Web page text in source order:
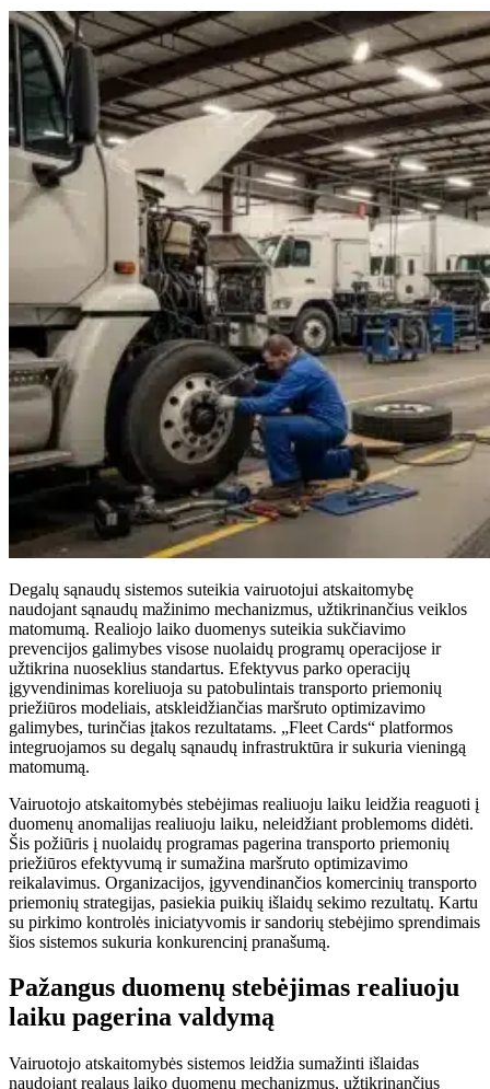
Degalų sąnaudų sistemos suteikia vairuotojui atskaitomybę
naudojant sąnaudų mažinimo mechanizmus, užtikrinančius veiklos
matomumą. Realiojo laiko duomenys suteikia sukčiavimo
prevencijos galimybes visose nuolaidų programų operacijose ir
užtikrina nuoseklius standartus. Efektyvus parko operacijų
įgyvendinimas koreliuoja su patobulintais transporto priemonių
priežiūros modeliais, atskleidžiančias maršruto optimizavimo
galimybes, turinčias įtakos rezultatams. „Fleet Cards“ platformos
integruojamos su degalų sąnaudų infrastruktūra ir sukuria vieningą
matomumą.
Vairuotojo atskaitomybės stebėjimas realiuoju laiku leidžia reaguoti į
duomenų anomalijas realiuoju laiku, neleidžiant problemoms didėti.
Šis požiūris į nuolaidų programas pagerina transporto priemonių
priežiūros efektyvumą ir sumažina maršruto optimizavimo
reikalavimus. Organizacijos, įgyvendinančios komercinių transporto
priemonių strategijas, pasiekia puikių išlaidų sekimo rezultatų. Kartu
su pirkimo kontrolės iniciatyvomis ir sandorių stebėjimo sprendimais
šios sistemos sukuria konkurencinį pranašumą.
Pažangus duomenų stebėjimas realiuoju
laiku pagerina valdymą
Vairuotojo atskaitomybės sistemos leidžia sumažinti išlaidas
naudojant realaus laiko duomenų mechanizmus, užtikrinančius